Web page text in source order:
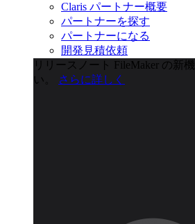
Claris パートナー概要
パートナーを探す
パートナーになる
開発見積依頼
リリースノート
FileMaker の新
い。
さらに詳しく